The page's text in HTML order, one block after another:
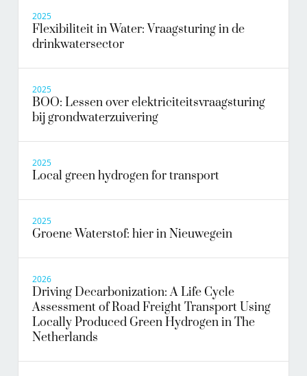
2025
Flexibiliteit in Water: Vraagsturing in de
drinkwatersector
2025
BOO: Lessen over elektriciteitsvraagsturing
bij grondwaterzuivering
2025
Local green hydrogen for transport
2025
Groene Waterstof: hier in Nieuwegein
2026
Driving Decarbonization: A Life Cycle
Assessment of Road Freight Transport Using
Locally Produced Green Hydrogen in The
Netherlands